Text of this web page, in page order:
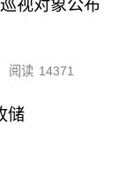
视对象公布
阅读 14371
储